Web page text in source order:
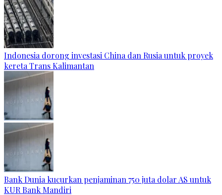
Indonesia dorong investasi China dan Rusia untuk proyek
kereta Trans Kalimantan
Bank Dunia kucurkan penjaminan 750 juta dolar AS untuk
KUR Bank Mandiri